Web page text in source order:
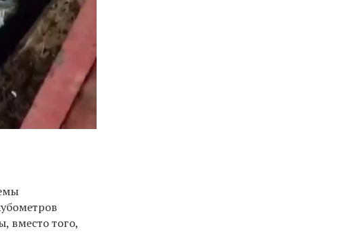
вместо того,